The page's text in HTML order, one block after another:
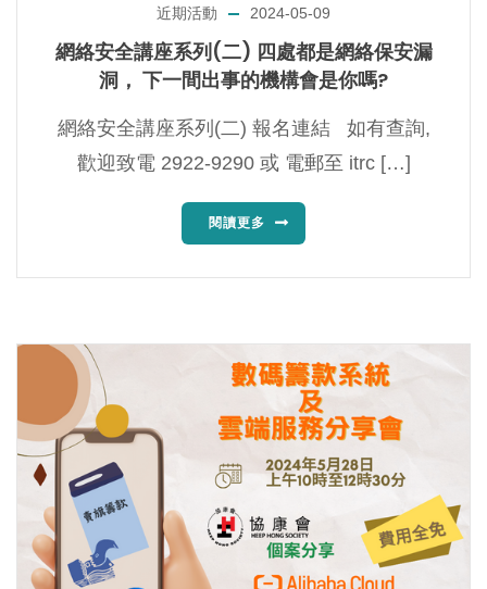
近期活動 2024-05-09
網絡安全講座系列(二) 四處都是網絡保安漏
洞， 下一間出事的機構會是你嗎?
網絡安全講座系列(二) 報名連結 如有查詢,
歡迎致電 2922-9290 或 電郵至 itrc […]
閱讀更多